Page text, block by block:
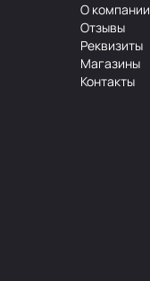
О компании
Отзывы
Реквизиты
Магазины
Контакты